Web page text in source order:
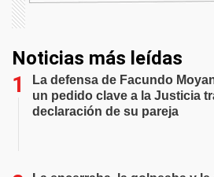
Noticias más leídas
La defensa de Facundo
un pedido clave a la Justicia
declaración de su pareja